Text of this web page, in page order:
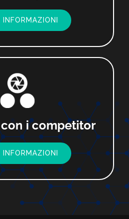
INFORMAZIONI
i competitor
INFORMAZIONI